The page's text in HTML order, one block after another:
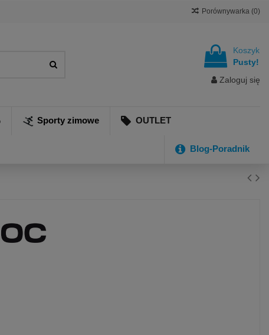
Porównywarka (0)
Koszyk
Pusty!
Zaloguj się
Sporty zimowe OUTLET
Blog-Poradnik